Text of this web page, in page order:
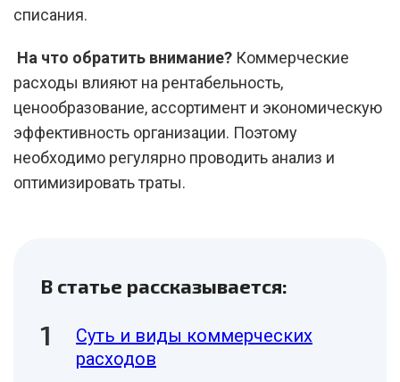
списания.
На что обратить внимание? Коммерческие
расходы влияют на рентабельность,
ценообразование, ассортимент и экономическую
эффективность организации. Поэтому
необходимо регулярно проводить анализ и
оптимизировать траты.
В статье рассказывается:
Суть и виды коммерческих
расходов